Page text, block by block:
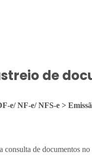
de
e/ NF-e/ NFS-e >
de documentos